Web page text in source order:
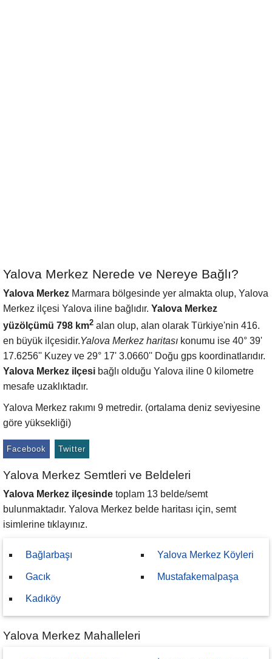
Yalova Merkez Nerede ve Nereye Bağlı?
Yalova Merkez Marmara bölgesinde yer almakta olup, Yalova
Merkez ilçesi Yalova iline bağlıdır. Yalova Merkez
yüzölçümü 798 km2 alan olup, alan olarak Türkiye'nin 416.
en büyük ilçesidir.Yalova Merkez haritası konumu ise 40° 39'
17.6256'' Kuzey ve 29° 17' 3.0660'' Doğu gps koordinatlarıdır.
Yalova Merkez ilçesi bağlı olduğu Yalova iline 0 kilometre
mesafe uzaklıktadır.
Yalova Merkez rakımı 9 metredir. (ortalama deniz seviyesine
göre yüksekliği)
Facebook Twitter
Yalova Merkez Semtleri ve Beldeleri
Yalova Merkez ilçesinde toplam 13 belde/semt
bulunmaktadır. Yalova Merkez belde haritası için, semt
isimlerine tıklayınız.
Bağlarbaşı
Gacık
Kadıköy
Yalova Merkez Köyleri
Mustafakemalpaşa
Yalova Merkez Mahalleleri